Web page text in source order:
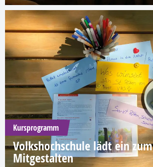
Kursprogramm
Volkshochschule lädt ein zum
Mitgestalten